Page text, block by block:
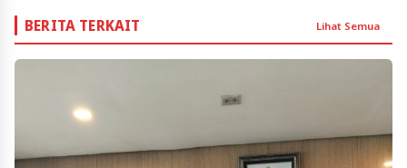
BERITA TERKAIT Lihat Semua